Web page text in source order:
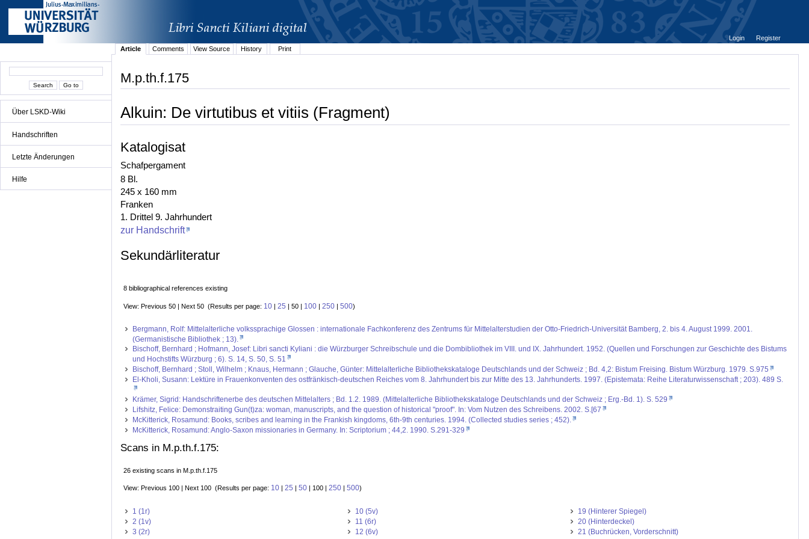
Über LSKD-Wiki
Handschriften
Letzte Änderungen
Hilfe
Login
Register
Article
Comments View Source History Print
M.p.th.f.175
Alkuin: De virtutibus et vitiis (Fragment)
Katalogisat
Schafpergament
8 Bl.
245 x 160 mm
Franken
1. Drittel 9. Jahrhundert
zur Handschrift
Sekundärliteratur
8 bibliographical references existing
View: Previous 50 | Next 50 (Results per page: 10 | 25 | 50 | 100 | 250 | 500)
Bergmann, Rolf: Mittelalterliche volkssprachige Glossen : internationale Fachkonferenz des Zentrums für Mittelalterstudien der Otto-Friedrich-Universität Bamberg, 2. bis 4. August 1999. 2001.
(Germanistische Bibliothek ; 13).
Bischoff, Bernhard ; Hofmann, Josef: Libri sancti Kyliani : die Würzburger Schreibschule und die Dombibliothek im VIII. und IX. Jahrhundert. 1952. (Quellen und Forschungen zur Geschichte des Bistums
und Hochstifts Würzburg ; 6). S. 14, S. 50, S. 51
Bischoff, Bernhard ; Stoll, Wilhelm ; Knaus, Hermann ; Glauche, Günter: Mittelalterliche Bibliothekskataloge Deutschlands und der Schweiz ; Bd. 4,2: Bistum Freising. Bistum Würzburg. 1979. S.975
El-Kholi, Susann: Lektüre in Frauenkonventen des ostfränkisch-deutschen Reiches vom 8. Jahrhundert bis zur Mitte des 13. Jahrhunderts. 1997. (Epistemata: Reihe Literaturwissenschaft ; 203). 489 S.
Krämer, Sigrid: Handschriftenerbe des deutschen Mittelalters ; Bd. 1.2. 1989. (Mittelalterliche Bibliothekskataloge Deutschlands und der Schweiz ; Erg.-Bd. 1). S. 529
Lifshitz, Felice: Demonstraiting Gun(t)za: woman, manuscripts, and the question of historical "proof". In: Vom Nutzen des Schreibens. 2002. S.[67
McKitterick, Rosamund: Books, scribes and learning in the Frankish kingdoms, 6th-9th centuries. 1994. (Collected studies series ; 452).
McKitterick, Rosamund: Anglo-Saxon missionaries in Germany. In: Scriptorium ; 44,2. 1990. S.291-329
Scans in M.p.th.f.175:
26 existing scans in M.p.th.f.175
View: Previous 100 | Next 100 (Results per page: 10 25 50 | 100 | 250 500)
1 (1r)
2 (1v)
3 (2r)
10 (5v)
11 (6r)
12 (6v)
19 (Hinterer Spiegel)
20 (Hinterdeckel)
21 (Buchrücken, Vorderschnitt)